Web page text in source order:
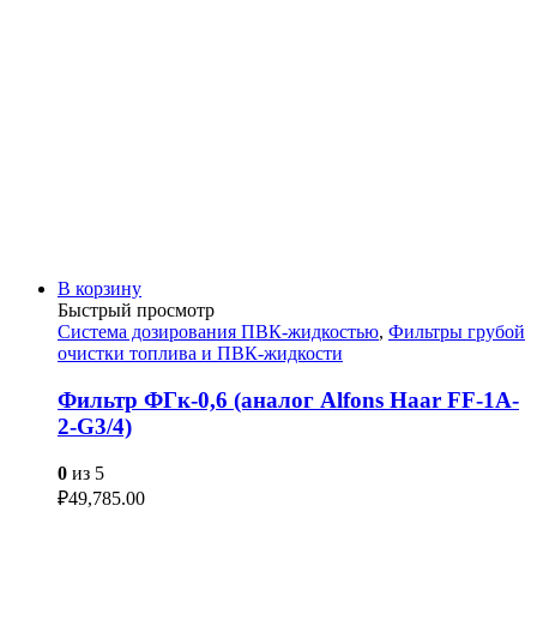
В корзину
Быстрый просмотр
Система дозирования ПВК-жидкостью, Фильтры грубой
очистки топлива и ПВК-жидкости
Фильтр ФГк-0,6 (аналог Alfons Haar FF-1A-
2-G3/4)
0 из 5
₽49,785.00